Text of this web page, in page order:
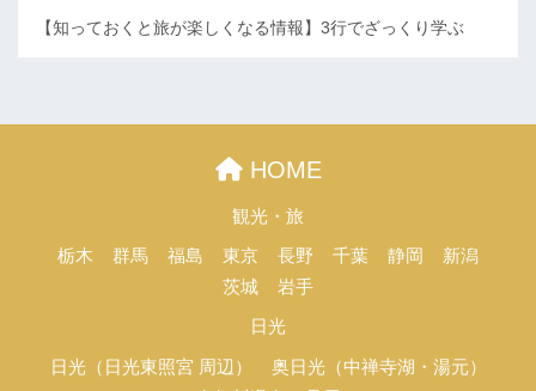
【知っておくと旅が楽しくなる情報】3行でざっくり学ぶ
HOME
観光・旅
栃木 群馬 福島 東京 長野 千葉 静岡
新潟
茨城
岩手
日光
日光（日光東照宮 周辺）
奥日光（中禅寺湖・湯元）